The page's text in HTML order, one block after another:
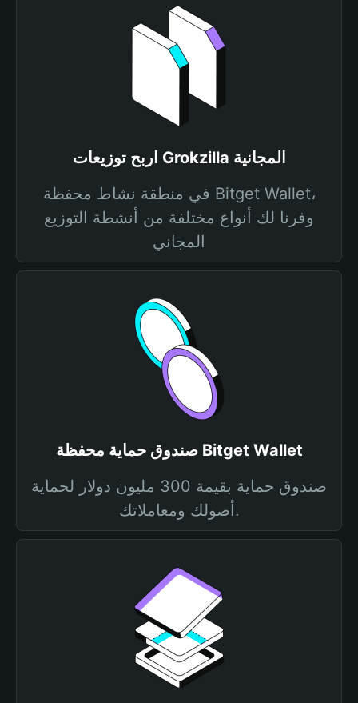
اربح توزيعات Grokzilla المجانية
في منطقة نشاط محفظة Bitget Wallet،
وفرنا لك أنواع مختلفة من أنشطة التوزيع
المجاني
صندوق حماية محفظة Bitget Wallet
صندوق حماية بقيمة 300 مليون دولار لحماية
أصولك ومعاملاتك.